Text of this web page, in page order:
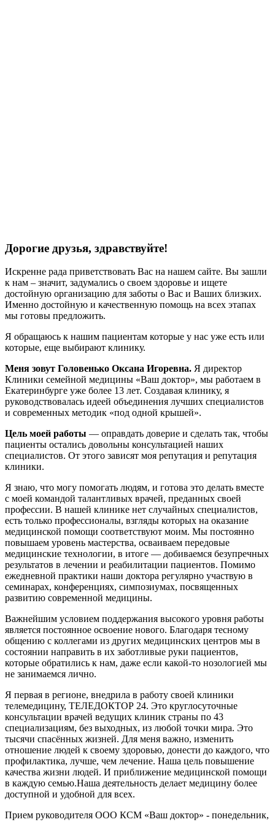
Дорогие друзья, здравствуйте!
Искренне рада приветствовать Вас на нашем сайте. Вы зашли
к нам – значит, задумались о своем здоровье и ищете
достойную организацию для заботы о Вас и Ваших близких.
Именно достойную и качественную помощь на всех этапах
мы готовы предложить.
Я обращаюсь к нашим пациентам которые у нас уже есть или
которые, еще выбирают клинику.
Меня зовут Головенько Оксана Игоревна. Я директор
Клиники семейной медицины «Ваш доктор», мы работаем в
Екатеринбурге уже более 13 лет. Создавая клинику, я
руководствовалась идеей объединения лучших специалистов
и современных методик «под одной крышей».
Цель моей работы — оправдать доверие и сделать так, чтобы
пациенты остались довольны консультацией наших
специалистов. От этого зависят моя репутация и репутация
клиники.
Я знаю, что могу помогать людям, и готова это делать вместе
с моей командой талантливых врачей, преданных своей
профессии. В нашей клинике нет случайных специалистов,
есть только профессионалы, взгляды которых на оказание
медицинской помощи соответствуют моим. Мы постоянно
повышаем уровень мастерства, осваиваем передовые
медицинские технологии, в итоге — добиваемся безупречных
результатов в лечении и реабилитации пациентов. Помимо
ежедневной практики наши доктора регулярно участвую в
семинарах, конференциях, симпозиумах, посвященных
развитию современной медицины.
Важнейшим условием поддержания высокого уровня работы
является постоянное освоение нового. Благодаря тесному
общению с коллегами из других медицинских центров мы в
состоянии направить в их заботливые руки пациентов,
которые обратились к нам, даже если какой-то нозологией мы
не занимаемся лично.
Я первая в регионе, внедрила в работу своей клиники
телемедицину, ТЕЛЕДОКТОР 24. Это круглосуточные
консультации врачей ведущих клиник страны по 43
специализациям, без выходных, из любой точки мира. Это
тысячи спасённых жизней. Для меня важно, изменить
отношение людей к своему здоровью, донести до каждого, что
профилактика, лучше, чем лечение. Наша цель повышение
качества жизни людей. И приближение медицинской помощи
в каждую семью.Наша деятельность делает медицину более
доступной и удобной для всех.
Прием руководителя ООО КСМ «Ваш доктор» - понедельник,